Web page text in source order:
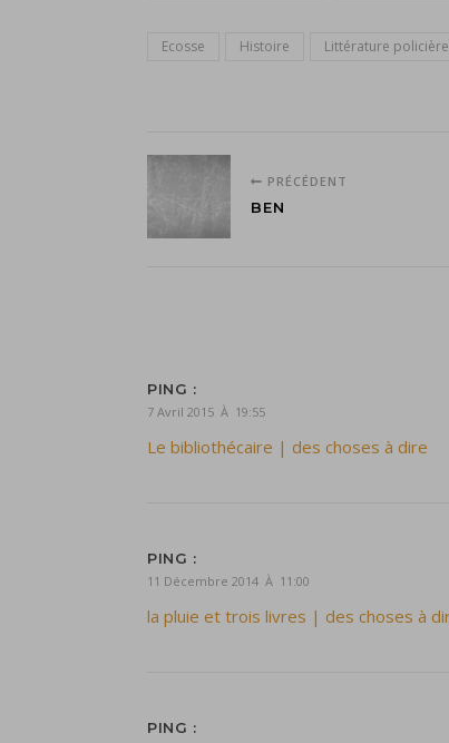
Ecosse Histoire Littérature policière
PRÉCÉDENT
BEN
PING :
7 Avril 2015 À 19:55
Le bibliothécaire | des choses à dire
PING :
11 Décembre 2014 À 11:00
la pluie et trois livres | des choses à
PING :